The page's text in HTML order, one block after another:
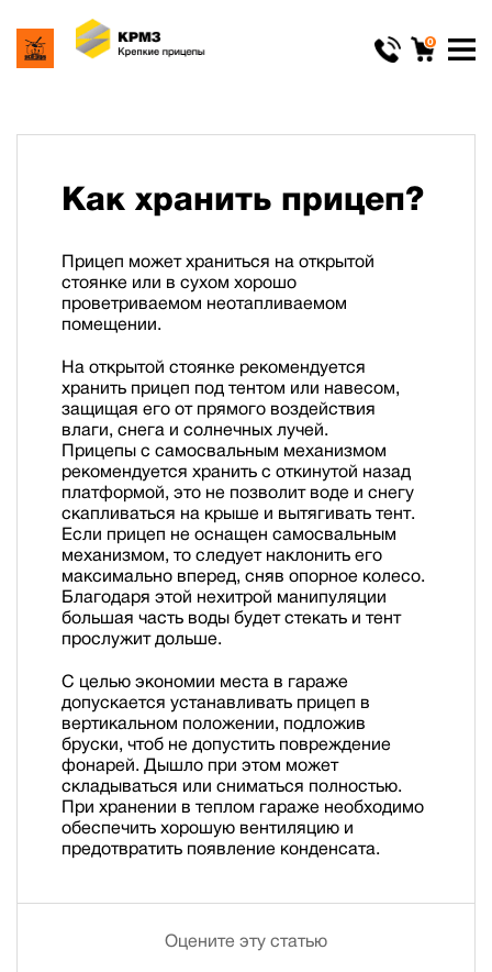
0
Как хранить прицеп?
Прицеп может храниться на открытой
стоянке или в сухом хорошо
проветриваемом неотапливаемом
помещении.
На открытой стоянке рекомендуется
хранить прицеп под тентом или навесом,
защищая его от прямого воздействия
влаги, снега и солнечных лучей.
Прицепы с самосвальным механизмом
рекомендуется хранить с откинутой назад
платформой, это не позволит воде и снегу
скапливаться на крыше и вытягивать тент.
Если прицеп не оснащен самосвальным
механизмом, то следует наклонить его
максимально вперед, сняв опорное колесо.
Благодаря этой нехитрой манипуляции
большая часть воды будет стекать и тент
прослужит дольше.
С целью экономии места в гараже
допускается устанавливать прицеп в
вертикальном положении, подложив
бруски, чтоб не допустить повреждение
фонарей. Дышло при этом может
складываться или сниматься полностью.
При хранении в теплом гараже необходимо
обеспечить хорошую вентиляцию и
предотвратить появление конденсата.
Оцените эту статью